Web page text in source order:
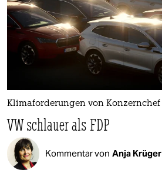
Klimaforderungen von Konzernchef
VW schlauer als FDP
Kommentar von Anja Krüger